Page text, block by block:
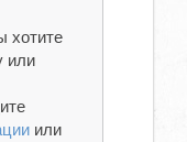
хотите
или
или